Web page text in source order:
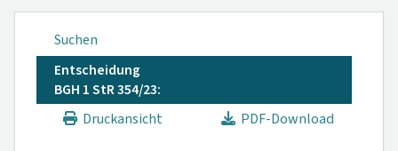
Suchen
Entscheidung
BGH 1 StR 354/23:
Druckansicht
PDF-Download